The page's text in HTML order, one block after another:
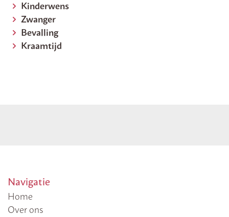
Kinderwens
Zwanger
Bevalling
Kraamtijd
Navigatie
Home
Over ons